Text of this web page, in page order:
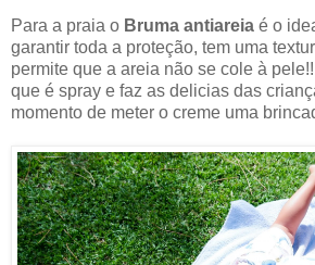
Para a praia o Bruma antiareia é o
garantir toda a proteção, tem uma
permite que a areia não se cole à
que é spray e faz as delicias das
momento de meter o creme uma